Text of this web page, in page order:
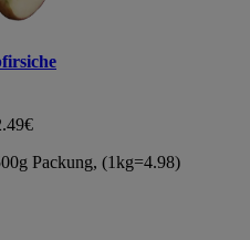
Packung, (1kg=4.98)